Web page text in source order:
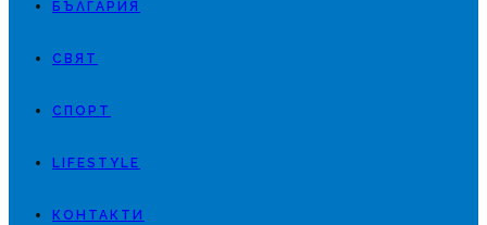
БЪЛГАРИЯ
СВЯТ
СПОРТ
LIFESTYLE
КОНТАКТИ